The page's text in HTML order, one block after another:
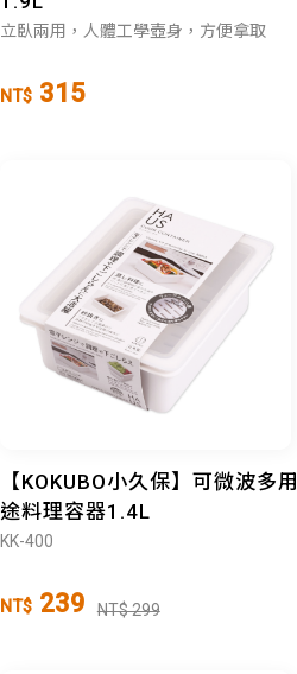
立臥兩用，人體工學壺身，方便拿取
NT$ 315
【KOKUBO小久保】可微波多用
途料理容器1.4L
KK-400
NT$ 239 NT$ 299